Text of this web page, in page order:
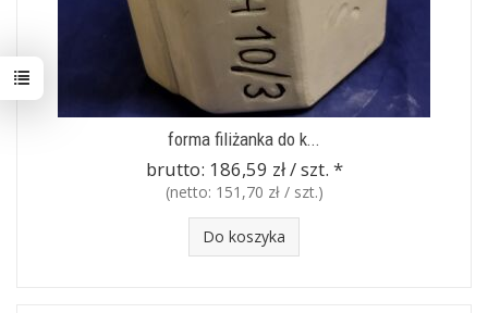
forma filiżanka do k...
brutto: 186,59 zł / szt. *
(netto: 151,70 zł / szt.)
Do koszyka